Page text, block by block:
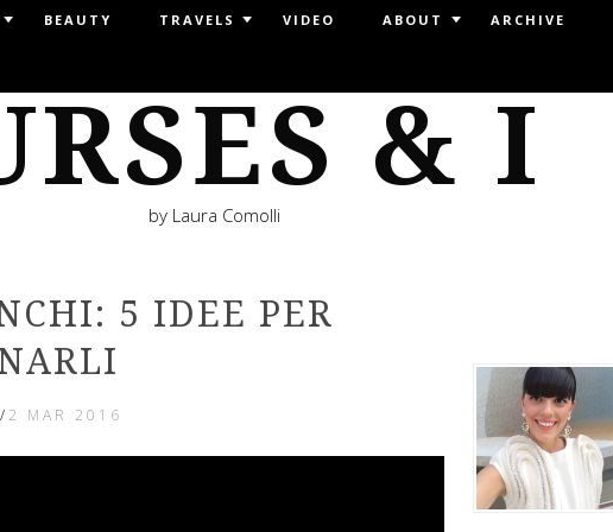
BEAUTY TRAVELS VIDEO ABOUT ARCHIVE
& I
by Laura Comolli
5 IDEE PER
/ 2 MAR 2016